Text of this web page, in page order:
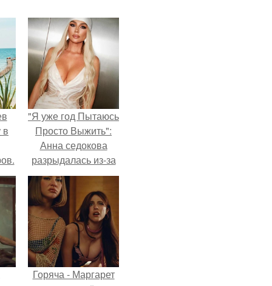
в
"Я уже год Пытаюсь
Просто Выжить":
Анна седокова
разрыдалась из-за
жесткой травли и
проклятий в сети.
Горяча - Маргарет